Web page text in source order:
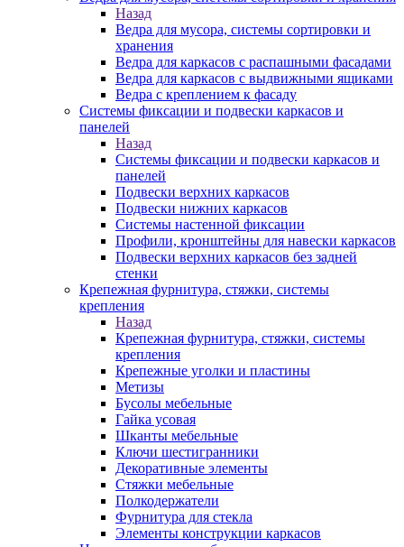
Назад
Ведра для мусора, системы сортировки и
хранения
Ведра для каркасов с распашными фасадами
Ведра для каркасов с выдвижными ящиками
Ведра с креплением к фасаду
Системы фиксации и подвески каркасов и
панелей
Назад
Системы фиксации и подвески каркасов и
панелей
Подвески верхних каркасов
Подвески нижних каркасов
Системы настенной фиксации
Профили, кронштейны для навески каркасов
Подвески верхних каркасов без задней
стенки
Крепежная фурнитура, стяжки, системы
крепления
Назад
Крепежная фурнитура, стяжки, системы
крепления
Крепежные уголки и пластины
Метизы
Бусолы мебельные
Гайка усовая
Шканты мебельные
Ключи шестигранники
Декоративные элементы
Стяжки мебельные
Полкодержатели
Фурнитура для стекла
Элементы конструкции каркасов